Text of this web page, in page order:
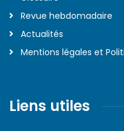
Revue hebdomadaire
Actualités
Mentions légales et
Liens utiles